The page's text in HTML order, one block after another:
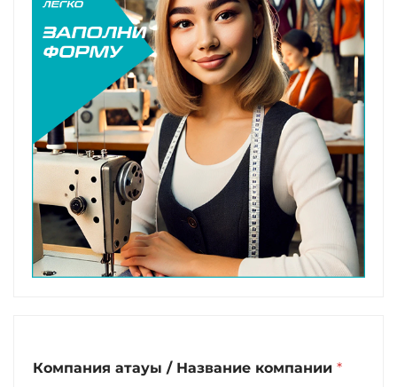
Компания атауы / Название компании *